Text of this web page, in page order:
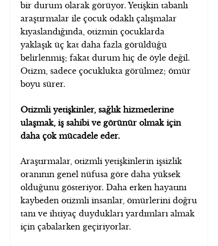
bir durum olarak görüyor. Yetişkin tabanlı
araştırmalar ile çocuk odaklı çalışmalar
kıyaslandığında, otizmin çocuklarda
yaklaşık üç kat daha fazla görüldüğü
belirlenmiş; fakat durum hiç de öyle değil.
Otizm, sadece çocuklukta görülmez; ömür
boyu sürer.
Otizmli yetişkinler, sağlık hizmetlerine
ulaşmak, iş sahibi ve görünür olmak için
daha çok mücadele eder.
Araştırmalar, otizmli yetişkinlerin işsizlik
oranının genel nüfusa göre daha yüksek
olduğunu gösteriyor. Daha erken hayatını
kaybeden otizmli insanlar, ömürlerini doğru
tanı ve ihtiyaç duydukları yardımları almak
için çabalarken geçiriyorlar.